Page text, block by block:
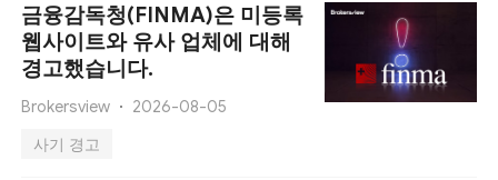
금융감독청(FINMA)은 미등록
웹사이트와 유사 업체에 대해
경고했습니다.
Brokersview
2026-08-05
사기 경고